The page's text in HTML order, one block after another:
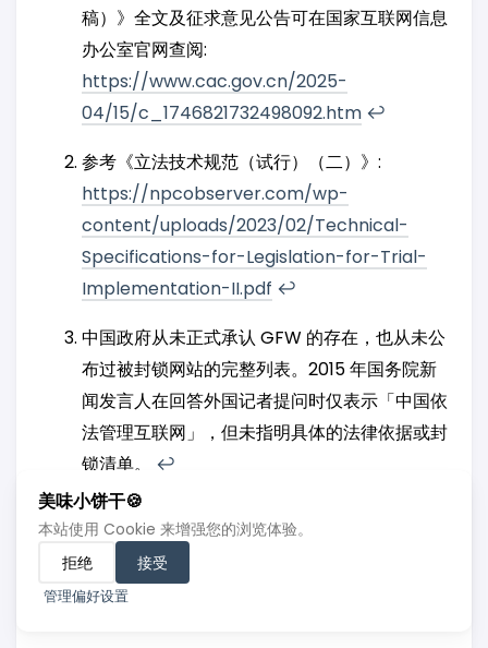
稿）》全文及征求意见公告可在国家互联网信息
办公室官网查阅:
https://www.cac.gov.cn/2025-
04/15/c_1746821732498092.htm ↩︎
参考《立法技术规范（试行）（二）》:
https://npcobserver.com/wp-
content/uploads/2023/02/Technical-
Specifications-for-Legislation-for-Trial-
Implementation-II.pdf ↩︎
中国政府从未正式承认 GFW 的存在，也从未公
布过被封锁网站的完整列表。2015 年国务院新
闻发言人在回答外国记者提问时仅表示「中国依
法管理互联网」，但未指明具体的法律依据或封
锁清单。 ↩︎
《计算机信息网络国际联网管理暂行规定》
（1997年颁布，2024年最新修订）全文可参阅
国务院官网:
https://www.cac.gov.cn/1996-
02/02/c_126468621.htm
美味小饼干🍪
本站使用 Cookie 来增强您的浏览体验。
拒绝
接受
管理偏好设置